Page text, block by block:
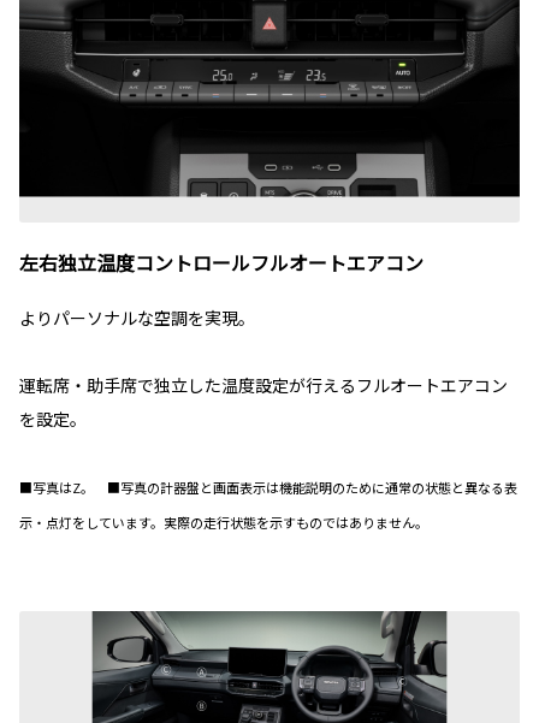
左右独立温度コントロールフルオートエアコン
よりパーソナルな空調を実現。
運転席・助手席で独立した温度設定が行えるフルオートエアコン
を設定。
■写真はZ。 ■写真の計器盤と画面表示は機能説明のために通常の状態と異なる表
示・点灯をしています。実際の走行状態を示すものではありません。